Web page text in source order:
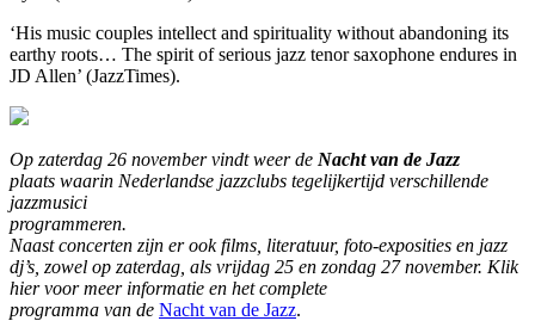
‘His music couples intellect and spirituality without abandoning its
earthy roots… The spirit of serious jazz tenor saxophone endures in
JD Allen’ (JazzTimes).
Op zaterdag 26 november vindt weer de Nacht van de Jazz
plaats waarin Nederlandse jazzclubs tegelijkertijd verschillende
jazzmusici
programmeren.
Naast concerten zijn er ook films, literatuur, foto-exposities en jazz
dj’s, zowel op zaterdag, als vrijdag 25 en zondag 27 november. Klik
hier voor meer informatie en het complete
programma van de Nacht van de Jazz.